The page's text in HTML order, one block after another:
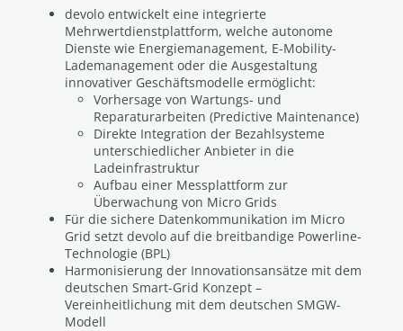
devolo entwickelt eine integrierte
Mehrwertdienstplattform, welche autonome
Dienste wie Energiemanagement, E-Mobility-
Lademanagement oder die Ausgestaltung
innovativer Geschäftsmodelle ermöglicht:
Vorhersage von Wartungs- und
Reparaturarbeiten (Predictive Maintenance)
Direkte Integration der Bezahlsysteme
unterschiedlicher Anbieter in die
Ladeinfrastruktur
Aufbau einer Messplattform zur
Überwachung von Micro Grids
Für die sichere Datenkommunikation im Micro
Grid setzt devolo auf die breitbandige Powerline-
Technologie (BPL)
Harmonisierung der Innovationsansätze mit dem
deutschen Smart-Grid Konzept –
Vereinheitlichung mit dem deutschen SMGW-
Modell